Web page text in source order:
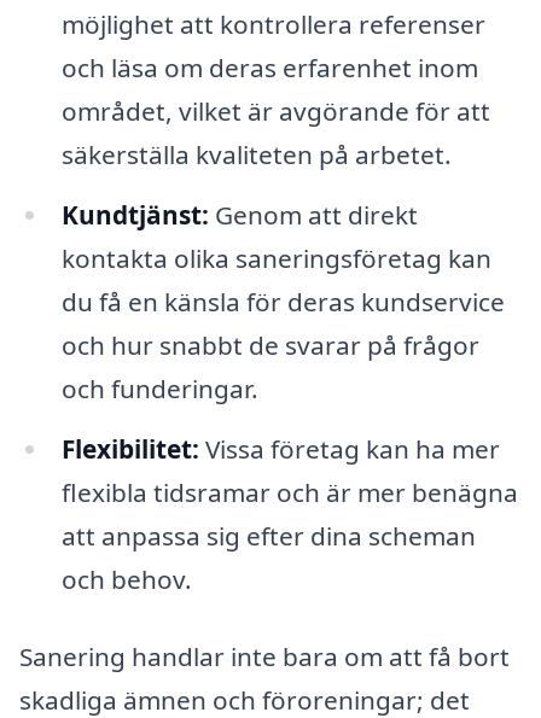
möjlighet att kontrollera referenser
och läsa om deras erfarenhet inom
området, vilket är avgörande för att
säkerställa kvaliteten på arbetet.
Kundtjänst: Genom att direkt
kontakta olika saneringsföretag kan
du få en känsla för deras kundservice
och hur snabbt de svarar på frågor
och funderingar.
Flexibilitet: Vissa företag kan ha mer
flexibla tidsramar och är mer benägna
att anpassa sig efter dina scheman
och behov.
Sanering handlar inte bara om att få bort
skadliga ämnen och föroreningar; det